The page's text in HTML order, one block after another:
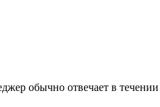
обычно отвечает в